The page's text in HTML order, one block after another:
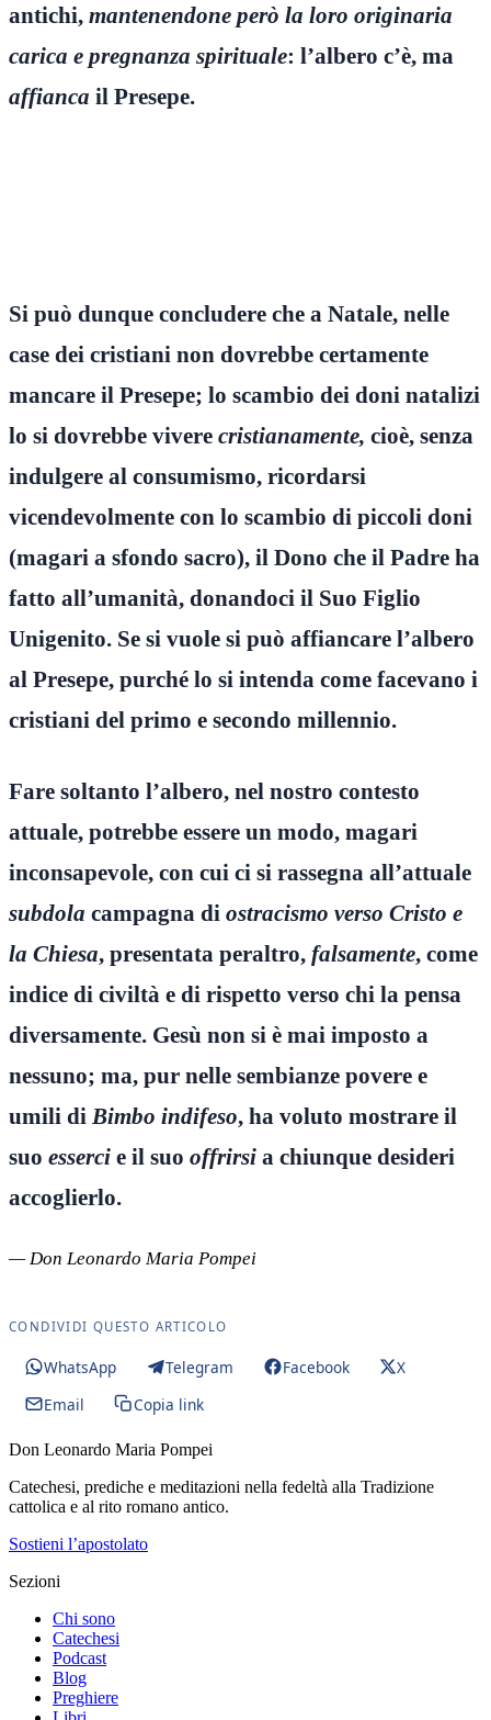
antichi, mantenendone però la loro originaria
carica e pregnanza spirituale: l’albero c’è, ma
affianca il Presepe.
Si può dunque concludere che a Natale, nelle
case dei cristiani non dovrebbe certamente
mancare il Presepe; lo scambio dei doni natalizi
lo si dovrebbe vivere cristianamente, cioè, senza
indulgere al consumismo, ricordarsi
vicendevolmente con lo scambio di piccoli doni
(magari a sfondo sacro), il Dono che il Padre ha
fatto all’umanità, donandoci il Suo Figlio
Unigenito. Se si vuole si può affiancare l’albero
al Presepe, purché lo si intenda come facevano i
cristiani del primo e secondo millennio.
Fare soltanto l’albero, nel nostro contesto
attuale, potrebbe essere un modo, magari
inconsapevole, con cui ci si rassegna all’attuale
subdola campagna di ostracismo verso Cristo e
la Chiesa, presentata peraltro, falsamente, come
indice di civiltà e di rispetto verso chi la pensa
diversamente. Gesù non si è mai imposto a
nessuno; ma, pur nelle sembianze povere e
umili di Bimbo indifeso, ha voluto mostrare il
suo esserci e il suo offrirsi a chiunque desideri
accoglierlo.
— Don Leonardo Maria Pompei
CONDIVIDI QUESTO ARTICOLO
WhatsApp Telegram Facebook
X
Email
Copia link
Don Leonardo Maria Pompei
Catechesi, prediche e meditazioni nella fedeltà alla Tradizione
cattolica e al rito romano antico.
Sostieni l’apostolato
Sezioni
Chi sono
Catechesi
Podcast
Blog
Preghiere